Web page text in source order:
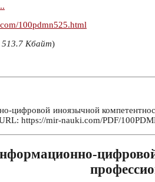
100pdmn525.html
Кбайт)
цифровой иноязычной
https://mir-nauki.com/PDF/